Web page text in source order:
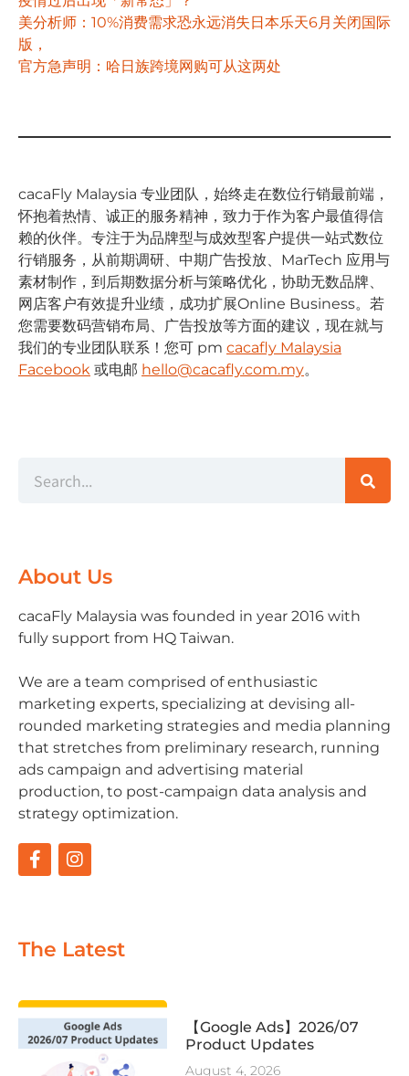
美分析师：10%消费需求恐永远消失日本乐天6月关闭国际
版，
官方急声明：哈日族跨境网购可从这两处
cacaFly Malaysia 专业团队，始终⾛在数位⾏销最前端，
怀抱着热情、诚正的服务精神，致⼒于作为客户最值得信
赖的伙伴。专注于为品牌型与成效型客户提供⼀站式数位
⾏销服务，从前期调研、中期⼴告投放、MarTech 应⽤与
素材制作，到后期数据分析与策略优化，协助⽆数品牌、
⽹店客户有效提升业绩，成功扩展Online Business。若
您需要数码营销布局、⼴告投放等⽅⾯的建议，现在就与
我们的专业团队联系！您可 pm cacafly Malaysia
Facebook 或电邮 hello@cacafly.com.my。
About Us
cacaFly Malaysia was founded in year 2016 with
fully support from HQ Taiwan.
We are a team comprised of enthusiastic
marketing experts, specializing at devising all-
rounded marketing strategies and media planning
that stretches from preliminary research, running
ads campaign and advertising material
production, to post-campaign data analysis and
strategy optimization.
The Latest
【Google Ads】2026/07
Product Updates
August 4, 2026